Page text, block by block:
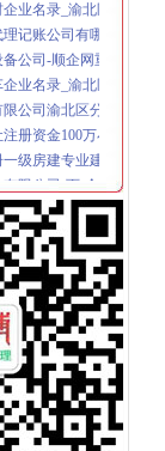
理记账公司有哪些之企业
公司-顺企网重庆渝北页
业名录_渝北区摩托车
限公司渝北区分公司联系
册资金100万小规模纳
级房建专业建造师挂靠
限公司-页-全国农产品
贸易公司三门市联系方
账】-渝北回兴易登网
价格之注册公司需知-商
司渝北区武陵路店
理工商注册、变更注销
价转让公司-重庆爱问分
哪家好？恒茂-商务服务
水利分公司2017招聘信
册、新公司报到】-渝北
有限公司|重庆市渝北区
计及税务公司企业名录